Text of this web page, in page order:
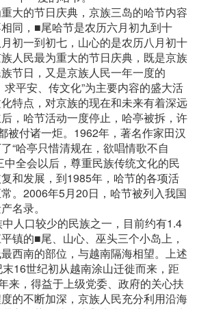
大的节日庆典，京族三岛的哈节内容
同，■尾哈节是农历六月初九到十
初一到初七，山心的是农历八月初十
人民最为重大的节日庆典，既是京族
节日，又是京族人民一年一度的
求平安、传文化”为主要内容的盛大活
特点，对京族的现在和未来有着深远
，哈节活动一度停止，哈亭被拆，许
被付诸一炬。1962年，著名作家田汉
“哈亭只惜清规在，欲唱情歌不自
中全会以后，尊重民族传统文化的民
和发展，到1985年，哈节的各项活
。2006年5月20日，哈节被列入我国
名录。
人口较少的民族之一，目前约有1.4
镇的■尾、山心、巫头三个小岛上，
西南的部位，与越南隔海相望。上述
16世纪初从越南涂山迁徙而来，距
来，得益于上级党委、政府的关心扶
的不断加深，京族人民充分利用沿海